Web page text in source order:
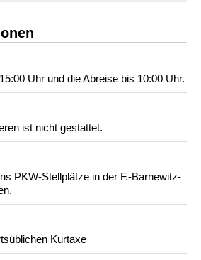
Uhr und die Abreise bis 10:00 Uhr.
ist nicht gestattet.
PKW-Stellplätze in der F.-Barnewitz-
Kurtaxe